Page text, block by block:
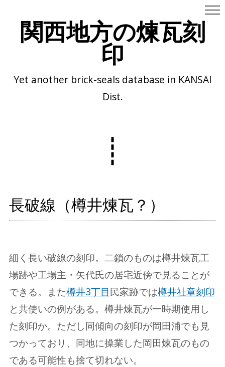
関西地方の煉瓦刻
印
Yet another brick-seals database in KANSAI
Dist.
長破線（樽井煉瓦？）
細く長い破線の刻印。二鎖のものは樽井煉瓦工
場跡や工場主・矢代氏の居宅近傍で見ることが
できる。また樽井3丁目民家跡では樽井社章刻印
と共使いの例がある。樽井煉瓦が一時期使用し
た刻印か。ただし同傾向の刻印が岡田浦でも見
つかっており、同地に操業した岡田煉瓦のもの
である可能性も捨て切れない。